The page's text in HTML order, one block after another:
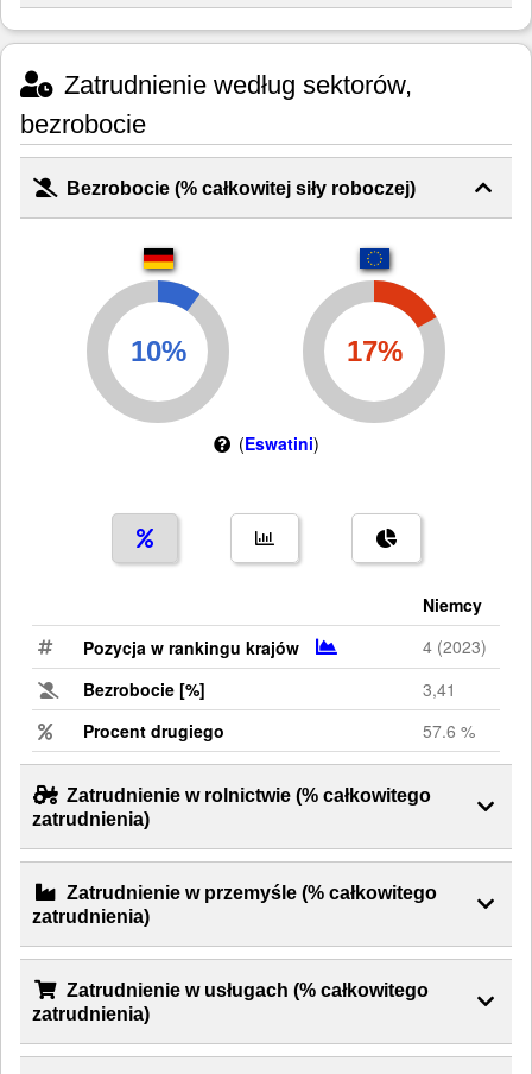
Zatrudnienie według sektorów,
bezrobocie
Bezrobocie (% całkowitej siły roboczej)
(Eswatini)
Niemcy
Pozycja w rankingu krajów
4 (2023)
Bezrobocie [%]
3,41
Procent drugiego
57.6 %
Zatrudnienie w rolnictwie (% całkowitego
zatrudnienia)
Zatrudnienie w przemyśle (% całkowitego
zatrudnienia)
Zatrudnienie w usługach (% całkowitego
zatrudnienia)